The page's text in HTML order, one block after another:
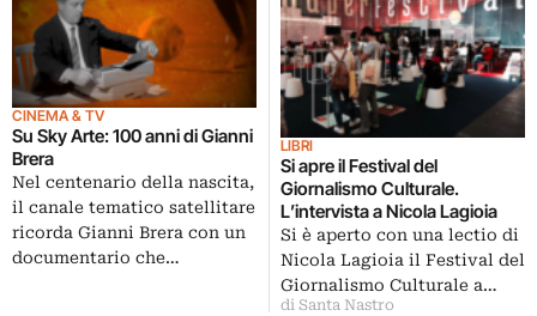
CINEMA & TV
Su Sky Arte: 100 anni di Gianni
Brera
Nel centenario della nascita,
il canale tematico satellitare
ricorda Gianni Brera con un
documentario che…
LIBRI
Si apre il Festival del
Giornalismo Culturale.
L’intervista a Nicola Lagioia
Si è aperto con una lectio di
Nicola Lagioia il Festival del
Giornalismo Culturale a…
di Santa Nastro